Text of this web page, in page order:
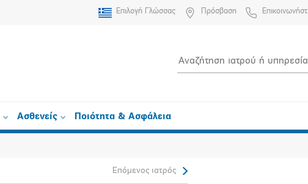
Επιλογή Γλώσσας Πρόσβαση
Ασθενείς Ποιότητα & Ασφάλεια
Επόμενος ιατρός